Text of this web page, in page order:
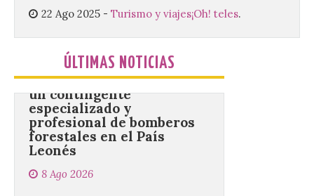
22 Ago 2025 - Turismo y viajes¡Oh! teles.
ÚLTIMAS NOTICIAS
un contingente
especializado y
forestales en el País
Leonés
8 Ago 2026